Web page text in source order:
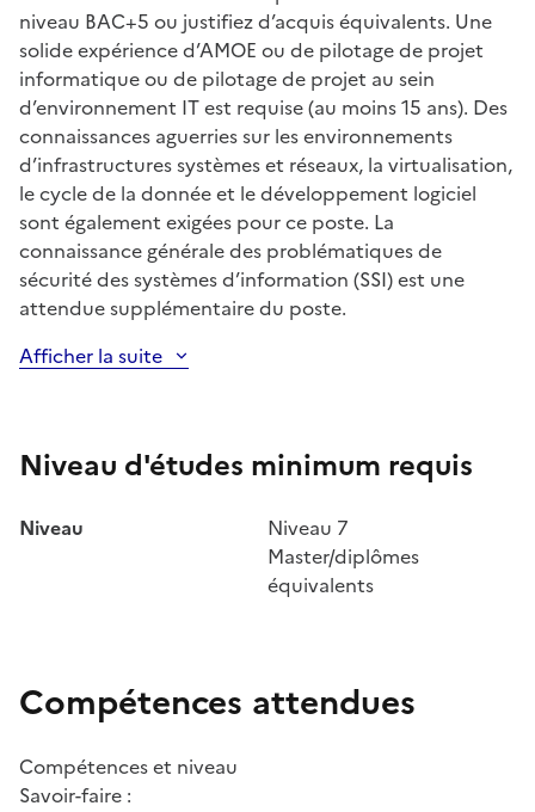
niveau BAC+5 ou justifiez d’acquis équivalents. Une
solide expérience d’AMOE ou de pilotage de projet
informatique ou de pilotage de projet au sein
d’environnement IT est requise (au moins 15 ans). Des
connaissances aguerries sur les environnements
d’infrastructures systèmes et réseaux, la virtualisation,
le cycle de la donnée et le développement logiciel
sont également exigées pour ce poste. La
connaissance générale des problématiques de
sécurité des systèmes d’information (SSI) est une
attendue supplémentaire du poste.
Afficher la suite
Niveau d'études minimum requis
Niveau
Niveau 7
Master/diplômes
équivalents
Compétences attendues
Compétences et niveau
Savoir-faire :